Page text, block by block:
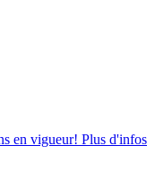
en vigueur! Plus d'infos